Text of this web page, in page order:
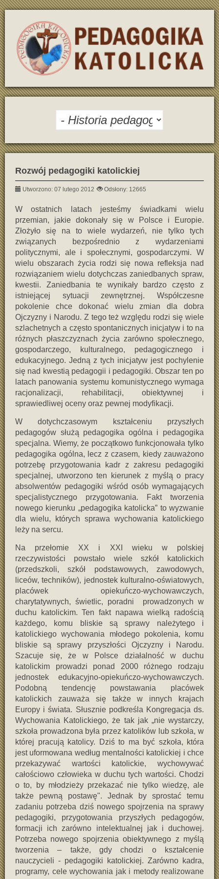
Rozwój pedagogiki katolickiej
Utworzono: 07 lutego 2012 Odsłony: 12665
W ostatnich latach jesteśmy świadkami wielu
przemian, jakie dokonały się w Polsce i Europie.
Złożyło się na to wiele wydarzeń, nie tylko tych
związanych bezpośrednio z wydarzeniami
politycznymi, ale i społecznymi, gospodarczymi. W
wielu obszarach życia rodzi się nowa refleksja nad
rozwiązaniem wielu dotychczas zaniedbanych spraw,
kwestii. Zaniedbania te wynikały bardzo często z
istniejącej sytuacji zewnętrznej. Współczesne
pokolenie chce dokonać wielu zmian dla dobra
Ojczyzny i Narodu. Z tego też względu rodzi się wiele
szlachetnych a często spontanicznych inicjatyw i to na
różnych płaszczyznach życia zarówno społecznego,
gospodarczego, kulturalnego, pedagogicznego i
edukacyjnego. Jedną z tych inicjatyw jest pochylenie
się nad kwestią pedagogii i pedagogiki. Obszar ten po
latach panowania systemu komunistycznego wymaga
racjonalizacji, rehabilitacji, obiektywnej i
sprawiedliwej oceny oraz pewnej modyfikacji.
W dotychczasowym kształceniu przyszłych
pedagogów służą pedagogika ogólna i pedagogika
specjalna. Wiemy, że początkowo funkcjonowała tylko
pedagogika ogólna, lecz z czasem, kiedy zauważono
potrzebę przygotowania kadr z zakresu pedagogiki
specjalnej, utworzono ten kierunek z myślą o pracy
absolwentów pedagogiki wśród osób wymagających
specjalistycznego przygotowania. Fakt tworzenia
nowego kierunku „pedagogika katolicka” to wyzwanie
dla wielu, których sprawa wychowania katolickiego
leży na sercu.
Na przełomie XX i XXI wieku w polskiej
rzeczywistości powstało wiele szkół katolickich
(przedszkoli, szkół podstawowych, zawodowych,
liceów, techników), jednostek kulturalno-oświatowych,
placówek opiekuńczo-wychowawczych,
charytatywnych, świetlic, poradni prowadzonych w
duchu katolickim. Ten fakt napawa wielką radością
każdego, komu bliskie są sprawy należytego i
katolickiego wychowania młodego pokolenia, komu
bliskie są sprawy przyszłości Ojczyzny i Narodu.
Szacuje się, że w Polsce działalność w duchu
katolickim prowadzi ponad 2000 różnego rodzaju
jednostek edukacyjno-opiekuńczo-wychowawczych.
Podobną tendencję powstawania placówek
katolickich zauważa się także w innych krajach
Europy i świata. Słusznie podkreśla Kongregacja ds.
Wychowania Katolickiego, że tak jak „nie wystarczy,
szkoła prowadzona była przez katolików lub szkoła, w
której pracują katolicy. Dziś to ma być szkoła, która
jest uformowana według mentalności katolickiej i chce
przekazywać wartości katolickie, wychowywać
całościowo człowieka w duchu tych wartości. Chodzi
o to, by młodzieży przekazać nie tylko wiedzę, ale
także pewną postawę". Jednak by sprostać temu
zadaniu potrzeba dziś nowego spojrzenia na sprawy
pedagogiki, przygotowania przyszłych pedagogów,
formacji ich zarówno intelektualnej jak i duchowej.
Potrzeba nowego spojrzenia obiektywnego z myślą
tworzenia – także, gdy chodzi o kształcenie
nauczycieli - pedagogiki katolickiej. Zarówno kadra,
programy, cele wychowania jak i metody realizowane